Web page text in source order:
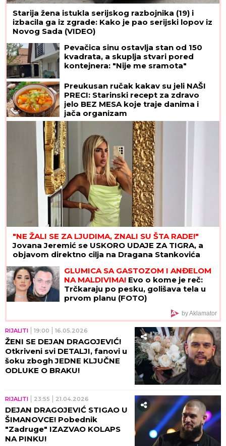
Starija žena istukla serijskog razbojnika (19) i
izbacila ga iz zgrade: Kako je pao serijski lopov iz
Novog Sada (VIDEO)
Pevačica sinu ostavlja stan od 150
kvadrata, a skuplja stvari pored
kontejnera: "Nije me sramota"
Preukusan ručak kakav su jeli NAŠI
PRECI: Starinski recept za zdravo
jelo BEZ MESA koje traje danima i
jača organizam
"NE ŽALI SE ZA LJUDIMA, ZNALI SU ŠTA RADE!"
Jovana Jeremić se USKORO UDAJE ZA TIGRA, a
objavom direktno cilja na Dragana Stankovića
GLUMICA SA GASTOZOM I ANĐELOM
NA MALDIVIMA! Evo o kome je reč:
Trčkaraju po pesku, golišava tela u
prvom planu (FOTO)
by Aklamator
RIJALITI 19:00 16.05.2026
ŽENI SE DEJAN DRAGOJEVIĆ!
Otkriveni svi DETALJI, fanovi u
šoku zbogh JEDNE KLJUČNE
ODLUKE O BRAKU!
RIJALITI 23:55 21.04.2026
DEJAN DRAGOJEVIĆ STIGAO U
ŠIMANOVCE! Pobednik
"Zadruge" IZAZVAO KOLAPS
NA PINKU!